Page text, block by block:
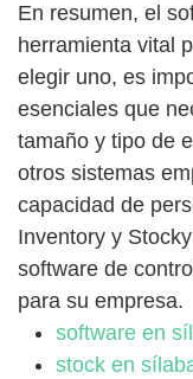
En resumen, el
herramienta vital
elegir uno, es
esenciales que
tamaño y tipo de
otros sistemas
capacidad de
Inventory y
software de
para su empresa.
software en
stock en